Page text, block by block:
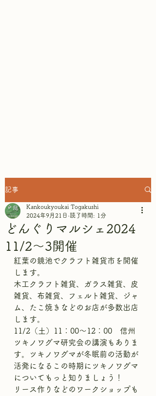
記事
どんぐりマルシェ2024
11/2～3開催
Kankoukyoukai Togakushi
2024年9月21日 読了時間: 1分
紅葉の鏡池でクラフト雑貨市を開催
します。
木工クラフト雑貨、ガラス雑貨、皮
雑貨、布雑貨、フェルト雑貨、ジャ
ム、たこ焼きなどのお店が多数出店
します。
11/2（土）11：00～12：00　信州
ツキノワグマ研究会の講演もありま
す。ツキノワグマが冬眠前の活動が
活発になるこの時期にツキノワグマ
についてもっと知りましょう！
リース作りなどのワークショップも